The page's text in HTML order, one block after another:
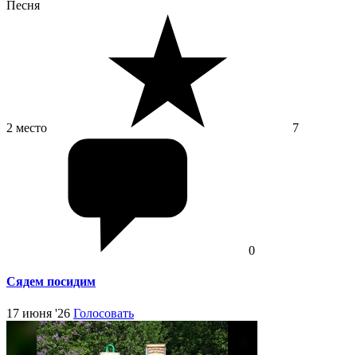
Песня
2 место 7
0
Сядем посидим
17 июня '26 Голосовать